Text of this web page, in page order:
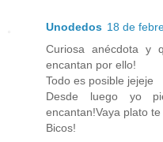
Unodedos 18 de
Curiosa anécdota
encantan por ello!
Todo es posible jejeje
Desde luego yo
encantan!Vaya plato
Bicos!